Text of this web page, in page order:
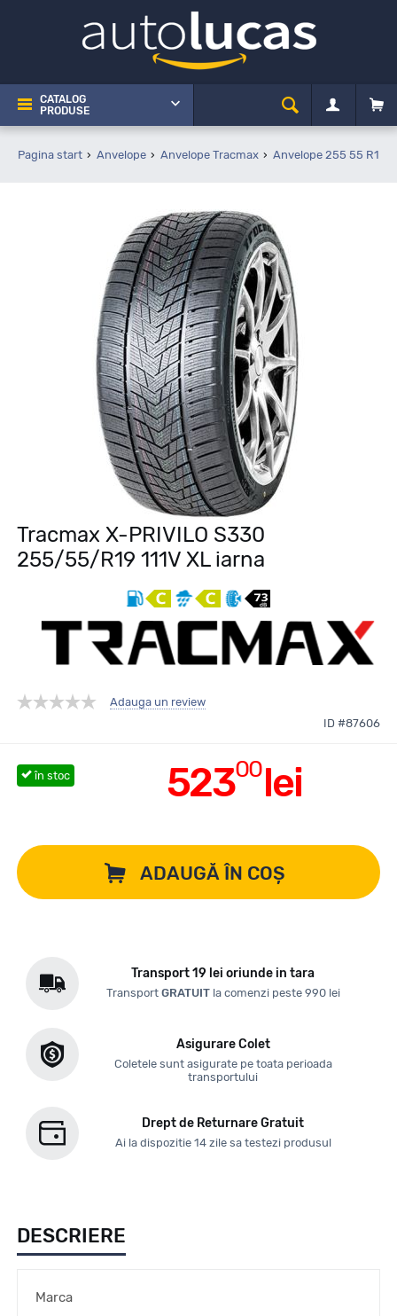
CATALOG
PRODUSE
Pagina start Anvelope Anvelope Tracmax Anvelope 255 55 R19
Tracmax X-PRIVILO S330
255/55/R19 111V XL iarna
Adauga un review
ID #87606
52300lei
în stoc
ADAUGĂ ÎN COȘ
Transport 19 lei oriunde in tara
Transport GRATUITla comenzi peste 990 lei
Asigurare Colet
Coletele sunt asigurate pe toata perioada
transportului
Drept de Returnare Gratuit
Ai la dispozitie 14 zile sa testezi produsul
DESCRIERE
Marca